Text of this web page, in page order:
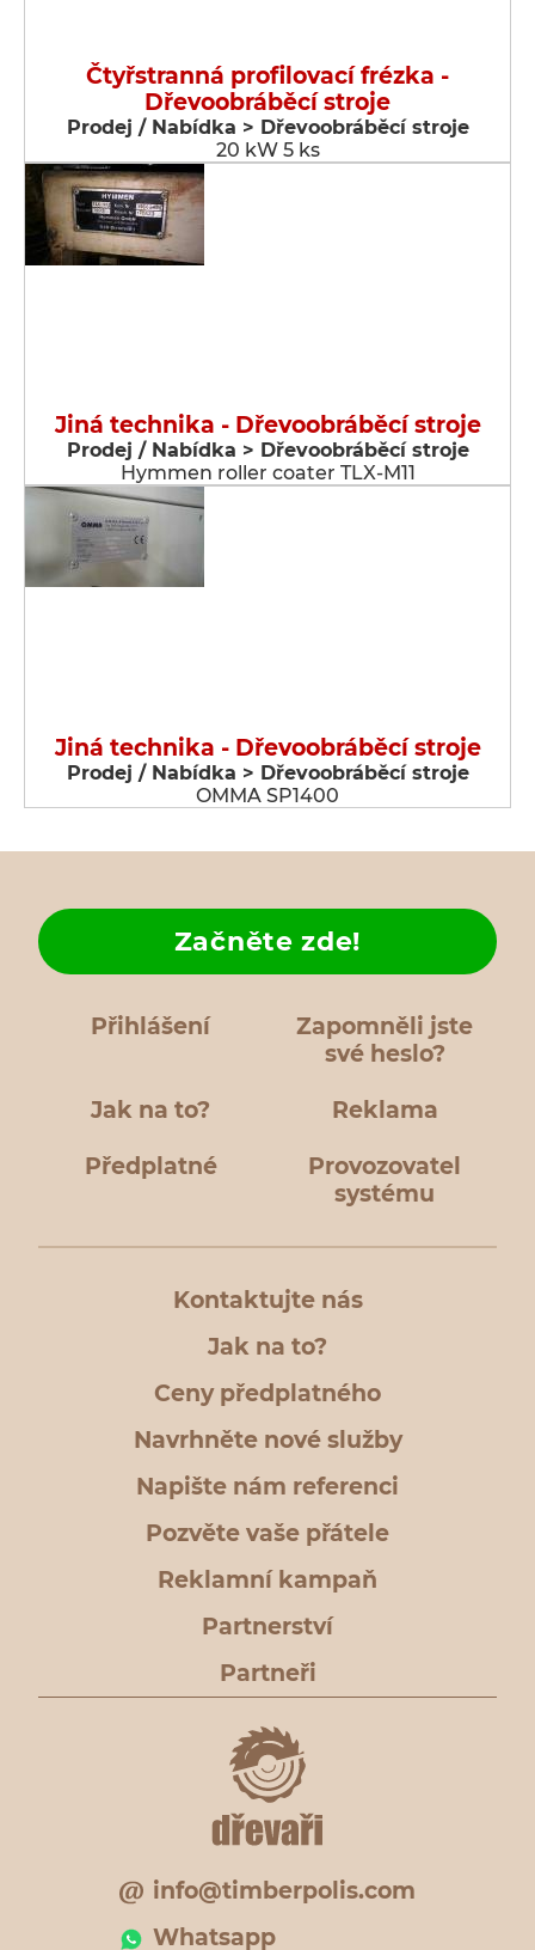
Čtyřstranná profilovací frézka -
Dřevoobráběcí stroje
Prodej / Nabídka > Dřevoobráběcí stroje
20 kW 5 ks
Jiná technika - Dřevoobráběcí stroje
Prodej / Nabídka > Dřevoobráběcí stroje
Hymmen roller coater TLX-M11
Jiná technika - Dřevoobráběcí stroje
Prodej / Nabídka > Dřevoobráběcí stroje
OMMA SP1400
Přihlášení
Zapomněli jste
své heslo?
Jak na to?
Začněte zde!
Reklama
Předplatné
Provozovatel
systému
Kontaktujte nás
Jak na to?
Ceny předplatného
Navrhněte nové služby
Napište nám referenci
Pozvěte vaše přátele
Reklamní kampaň
Partnerství
Partneři
info@timberpolis.com
Whatsapp